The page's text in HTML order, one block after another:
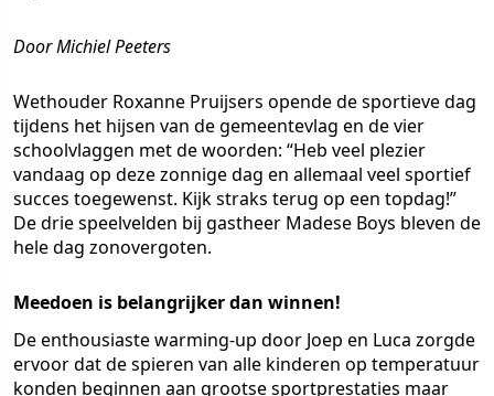
Door Michiel Peeters
Wethouder Roxanne Pruijsers opende de sportieve dag
tijdens het hijsen van de gemeentevlag en de vier
schoolvlaggen met de woorden: “Heb veel plezier
vandaag op deze zonnige dag en allemaal veel sportief
succes toegewenst. Kijk straks terug op een topdag!”
De drie speelvelden bij gastheer Madese Boys bleven de
hele dag zonovergoten.
Meedoen is belangrijker dan winnen!
De enthousiaste warming-up door Joep en Luca zorgde
ervoor dat de spieren van alle kinderen op temperatuur
konden beginnen aan grootse sportprestaties maar